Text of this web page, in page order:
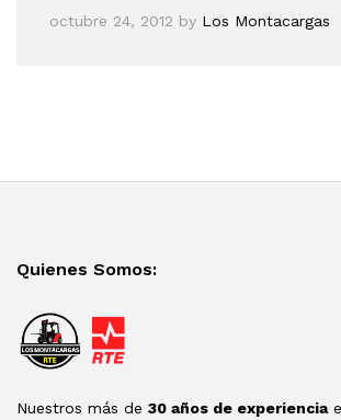
octubre 24, 2012 by Los Montacargas
Quienes Somos:
Nuestros más de 30 años de experiencia